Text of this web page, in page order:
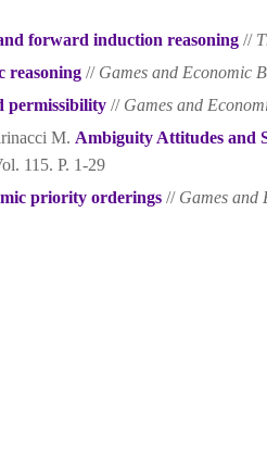
forward induction reasoning//
reasoning// Games and Economic
permissibility// Games and
M. Ambiguity Attitudes and
115. P. 1-29
priority orderings// Games and